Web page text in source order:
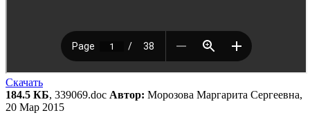
Скачать
184.5 КБ, 339069.doc Автор: Морозова Маргарита Сергеевна,
20 Мар 2015